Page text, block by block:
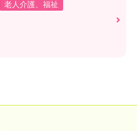
老人介護、福祉